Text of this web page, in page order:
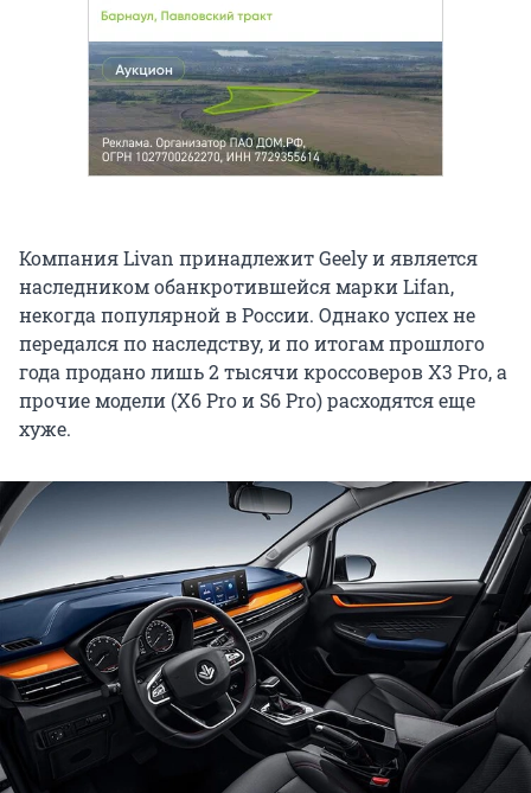
Компания Livan принадлежит Geely и является
наследником обанкротившейся марки Lifan,
некогда популярной в России. Однако успех не
передался по наследству, и по итогам прошлого
года продано лишь 2 тысячи кроссоверов X3 Pro, а
прочие модели (X6 Pro и S6 Pro) расходятся еще
хуже.